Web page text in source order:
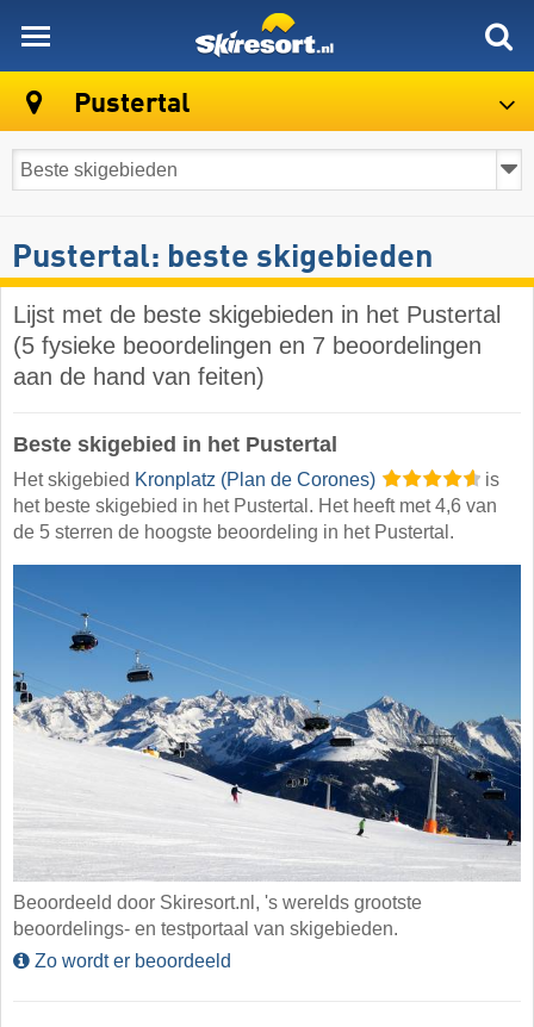
Pustertal
Pustertal: beste skigebieden
Lijst met de beste skigebieden in het Pustertal
(5 fysieke beoordelingen en 7 beoordelingen
aan de hand van feiten)
Beste skigebied in het Pustertal
Het skigebied Kronplatz (Plan de Corones)
is
het beste skigebied in het Pustertal. Het heeft met 4,6 van
de 5 sterren de hoogste beoordeling in het Pustertal.
Beoordeeld door Skiresort.nl, 's werelds grootste
beoordelings- en testportaal van skigebieden.
Zo wordt er beoordeeld